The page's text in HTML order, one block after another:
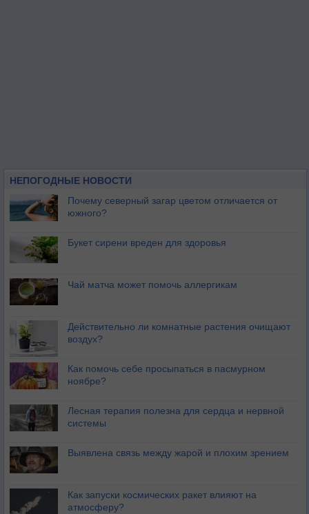
НЕПОГОДНЫЕ НОВОСТИ
Почему северный загар цветом отличается от
южного?
Букет сирени вреден для здоровья
Чай матча может помочь аллергикам
Действительно ли комнатные растения очищают
воздух?
Как помочь себе просыпаться в пасмурном
ноябре?
Лесная терапия полезна для сердца и нервной
системы
Выявлена связь между жарой и плохим зрением
Как запуски космических ракет влияют на
атмосферу?